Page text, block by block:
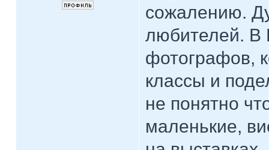
сожалению.
любителей. В
фотографов,
классы и
не понятно
маленькие,